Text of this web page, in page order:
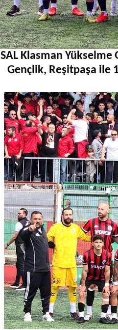
SAL Klasman
Gençlik, Reşitpaşa ile